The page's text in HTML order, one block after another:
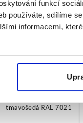
funkcí
používáte, sdílíme
informacemi,
přírodní buk
tmavošedá RAL 7021